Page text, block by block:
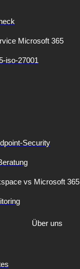
Microsoft 365
iso-27001
Security
vs Microsoft 365
Über uns